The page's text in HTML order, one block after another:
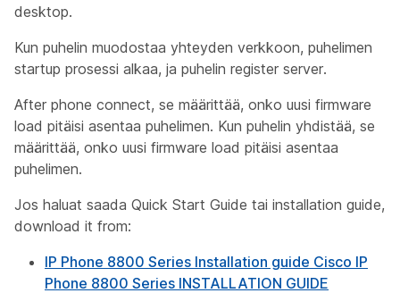
desktop.
Kun puhelin muodostaa yhteyden verkkoon, puhelimen
startup prosessi alkaa, ja puhelin register server.
After phone connect, se määrittää, onko uusi firmware
load pitäisi asentaa puhelimen. Kun puhelin yhdistää, se
määrittää, onko uusi firmware load pitäisi asentaa
puhelimen.
Jos haluat saada Quick Start Guide tai installation guide,
download it from:
IP Phone 8800 Series Installation guide Cisco IP
Phone 8800 Series INSTALLATION GUIDE